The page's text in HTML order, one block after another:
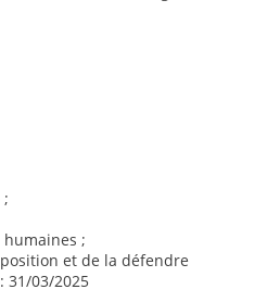
;
et de la défendre
31/03/2025